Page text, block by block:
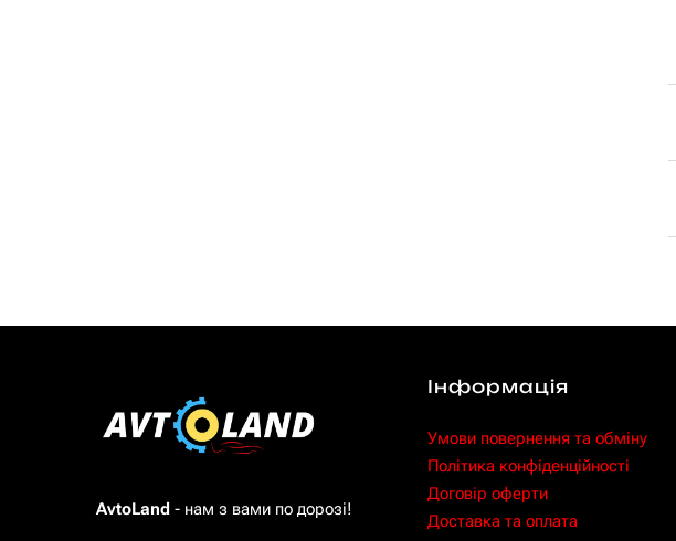
AvtoLand - нам з вами по дорозі!
Інформація
Умови повернення та обміну
Політика конфіденційності
Договір оферти
Доставка та оплата